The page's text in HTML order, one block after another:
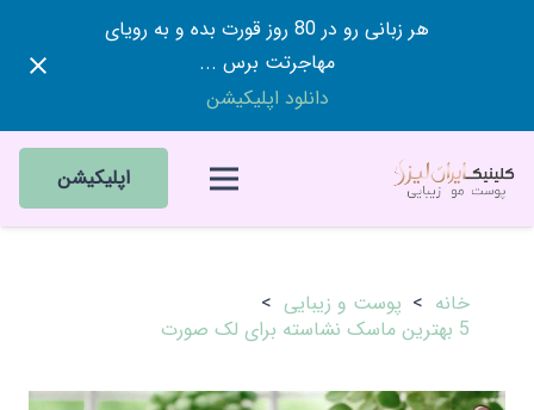
هر زبانی رو در 80 روز قورت بده و به رویای
مهاجرتت برس ...
دانلود اپلیکیشن
اپلیکیشن
خانه > پوست و زیبایی >
5 بهترین ماسک نشاسته برای لک صورت